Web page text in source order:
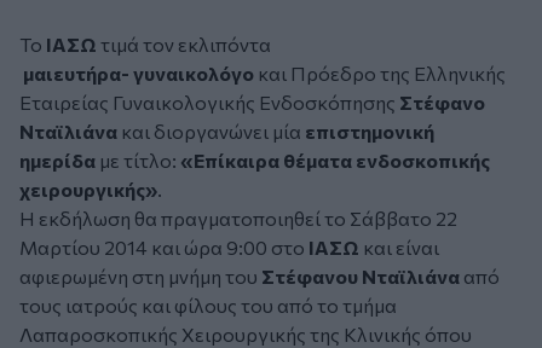
Το ΙΑΣΩ τιμά τον εκλιπόντα
μαιευτήρα- γυναικολόγο και Πρόεδρο της Ελληνικής
Εταιρείας Γυναικολογικής Ενδοσκόπησης Στέφανο
Νταϊλιάνα και διοργανώνει μία επιστημονική
ημερίδα με τίτλο: «Επίκαιρα θέματα ενδοσκοπικής
χειρουργικής».
Η εκδήλωση θα πραγματοποιηθεί το Σάββατο 22
Μαρτίου 2014 και ώρα 9:00 στο ΙΑΣΩ και είναι
αφιερωμένη στη μνήμη του Στέφανου Νταϊλιάνα από
τους ιατρούς και φίλους του από το τμήμα
Λαπαροσκοπικής Χειρουργικής της Κλινικής όπου